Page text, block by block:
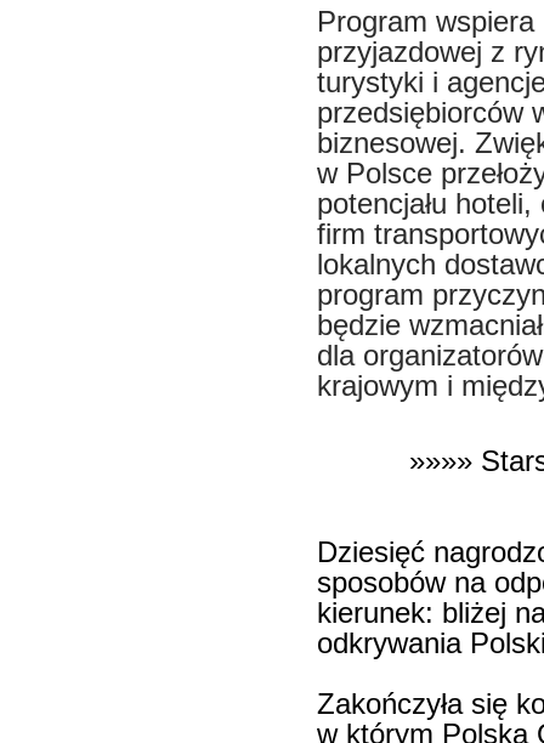
Program
przyjazdowej z
turystyki i
przedsiębiorców
biznesowej.
w Polsce
potencjału
firm
lokalnych
program
będzie
dla
krajowym i
»»»»
Dziesięć
sposobów na
kierunek: bliżej
odkrywania
Zakończyła się
w którym Polska